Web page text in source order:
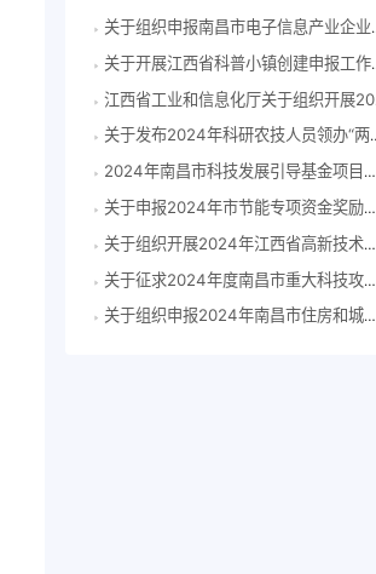
关于组织申报南昌市电子信息产业企业2023年度研发费用后补助项目的通知(洪科字〔2024〕83号）
关于开展江西省科普小镇创建申报工作的通知
江西省工业和信息化厅关于组织开展2024年度江西省专精特新中小企业认定和复核工作的通知
关于发布2024年科研农技人员领办“两片”擂台赛榜单的通知
2024年南昌市科技发展引导基金项目申报指南
关于申报2024年市节能专项资金奖励补助备选项目的通知
关于组织开展2024年江西省高新技术企业认定工作的通知
关于征求2024年度南昌市重大科技攻关项目指南意见建议的通知（洪科字〔2024〕55号）
关于组织申报2024年南昌市住房和城乡建设科技计划项目的通知